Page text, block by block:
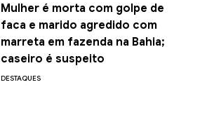
Mulher é morta com golpe de
faca e marido agredido com
marreta em fazenda na Bahia;
caseiro é suspeito
DESTAQUES